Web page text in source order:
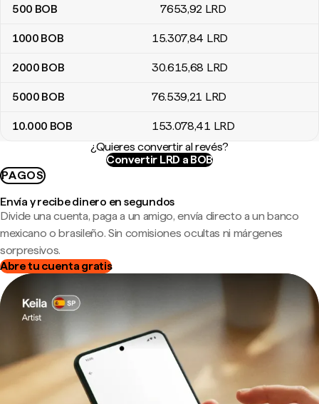
500 BOB 7653,92 LRD
1000 BOB 15.307,84 LRD
2000 BOB 30.615,68 LRD
5000 BOB 76.539,21 LRD
10.000 BOB 153.078,41 LRD
¿Quieres convertir al revés?
Convertir LRD a BOB
PAGOS
Envía y recibe dinero en segundos
Divide una cuenta, paga a un amigo, envía directo a un banco
mexicano o brasileño. Sin comisiones ocultas ni márgenes
sorpresivos.
Abre tu cuenta gratis